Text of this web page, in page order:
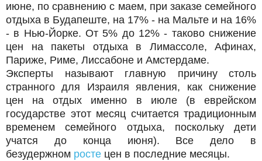
июне, по сравнению с маем, при заказе семейного
отдыха в Будапеште, на 17% - на Мальте и на 16%
- в Нью-Йорке. От 5% до 12% - таково снижение
цен на пакеты отдыха в Лимассоле, Афинах,
Париже, Риме, Лиссабоне и Амстердаме.
Эксперты называют главную причину столь
странного для Израиля явления, как снижение
цен на отдых именно в июле (в еврейском
государстве этот месяц считается традиционным
временем семейного отдыха, поскольку дети
учатся до конца июня). Все дело в
безудержном росте цен в последние месяцы.